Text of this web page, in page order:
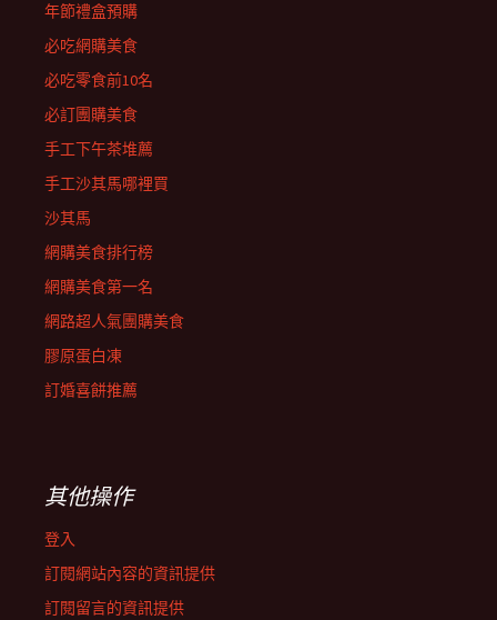
年節禮盒預購
必吃網購美食
必吃零食前10名
必訂團購美食
手工下午茶堆薦
手工沙其馬哪裡買
沙其馬
網購美食排行榜
網購美食第一名
網路超人氣團購美食
膠原蛋白凍
訂婚喜餅推薦
其他操作
登入
訂閱網站內容的資訊提供
訂閱留言的資訊提供